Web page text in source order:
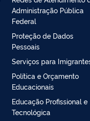
Administração Pública
Federal
Proteção de Dados
Pessoais
Serviços para
Política e Orçamento
Educacionais
Educação Profissional e
Tecnológica